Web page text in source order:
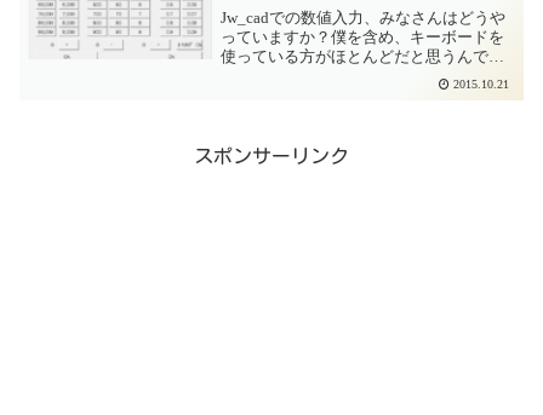
Jw_cadでの数値入力、みなさんはどうや
っていますか？僕を含め、キーボードを
使っている方がほとんどだと思うんです
が、いい方法を教えてもらったのでシェ
アします。動画による解説はこちらこの
2015.10.21
スポンサーリンク